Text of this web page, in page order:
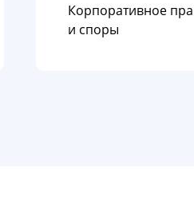
Корпоративное
и споры